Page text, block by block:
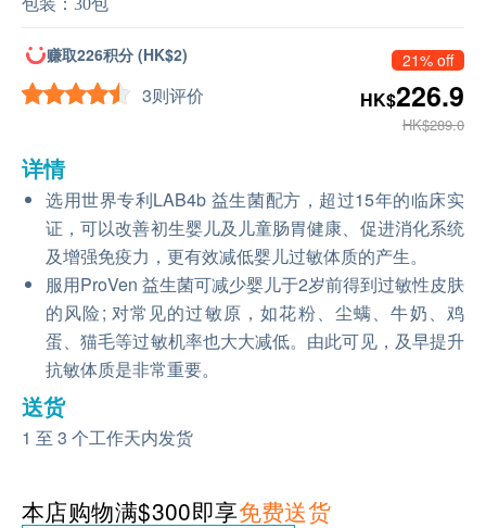
包装： 30包
赚取226积分 (HK$2)
3则评价
21% off
HK$226.9
HK$289.0
详情
选用世界专利LAB4b 益生菌配方，超过15年的临床实
证，可以改善初生婴儿及儿童肠胃健康、促进消化系统
及增强免疫力，更有效减低婴儿过敏体质的产生。
服用ProVen 益生菌可减少婴儿于2岁前得到过敏性皮肤
的风险; 对常见的过敏原，如花粉、尘螨、牛奶、鸡
蛋、猫毛等过敏机率也大大减低。由此可见，及早提升
抗敏体质是非常重要。
送货
1 至 3 个工作天内发货
本店购物满$300即享免费送货